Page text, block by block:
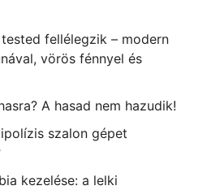
fellélegzik – modern
vörös fénnyel és
A hasad nem hazudik!
szalon gépet
kezelése: a lelki